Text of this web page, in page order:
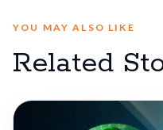
YOU MAY ALSO LIKE
Related